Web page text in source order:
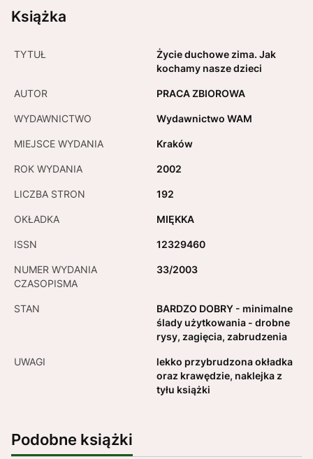
Książka
TYTUŁ
Życie duchowe zima. Jak
kochamy nasze dzieci
AUTOR PRACA ZBIOROWA
WYDAWNICTWO Wydawnictwo WAM
MIEJSCE WYDANIA Kraków
ROK WYDANIA 2002
LICZBA STRON 192
OKŁADKA MIĘKKA
ISSN 12329460
NUMER WYDANIA
CZASOPISMA
33/2003
STAN
BARDZO DOBRY - minimalne
ślady użytkowania - drobne
rysy, zagięcia, zabrudzenia
UWAGI
lekko przybrudzona okładka
oraz krawędzie, naklejka z
tyłu książki
Podobne książki